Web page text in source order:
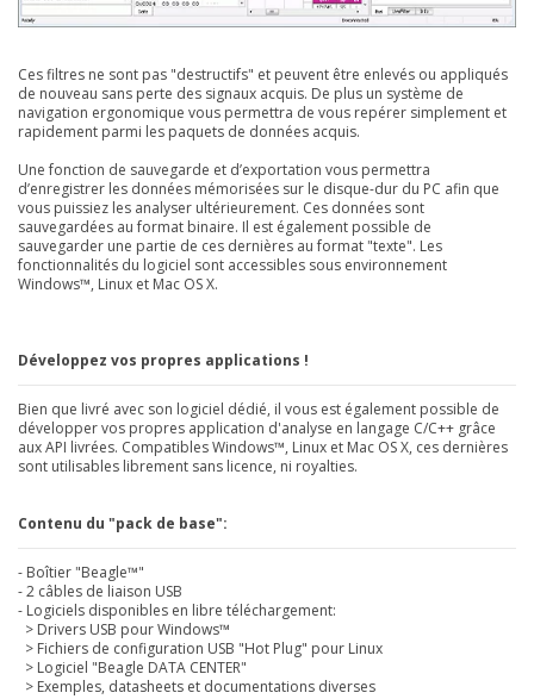
Ces filtres ne sont pas "destructifs" et peuvent être enlevés ou appliqués
de nouveau sans perte des signaux acquis. De plus un système de
navigation ergonomique vous permettra de vous repérer simplement et
rapidement parmi les paquets de données acquis.
Une fonction de sauvegarde et d’exportation vous permettra
d’enregistrer les données mémorisées sur le disque-dur du PC afin que
vous puissiez les analyser ultérieurement. Ces données sont
sauvegardées au format binaire. Il est également possible de
sauvegarder une partie de ces dernières au format "texte". Les
fonctionnalités du logiciel sont accessibles sous environnement
Windows™, Linux et Mac OS X.
Développez vos propres applications !
Bien que livré avec son logiciel dédié, il vous est également possible de
développer vos propres application d'analyse en langage C/C++ grâce
aux API livrées. Compatibles Windows™, Linux et Mac OS X, ces dernières
sont utilisables librement sans licence, ni royalties.
Contenu du "pack de base":
- Boîtier "Beagle™"
- 2 câbles de liaison USB
- Logiciels disponibles en libre téléchargement:
> Drivers USB pour Windows™
> Fichiers de configuration USB "Hot Plug" pour Linux
> Logiciel "Beagle DATA CENTER"
> Exemples, datasheets et documentations diverses